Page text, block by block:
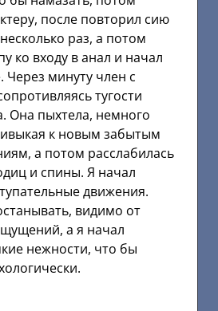
после повторил сию
раз, а потом
ко входу в анал и начал
Через минуту член с
тугости
Она пыхтела, немного
к новым забытым
а потом расслабилась
и спины. Я начал
движения.
видимо от
а я начал
нежности, что бы